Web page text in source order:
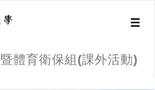
Toggle
體育衛保組(課外活動)